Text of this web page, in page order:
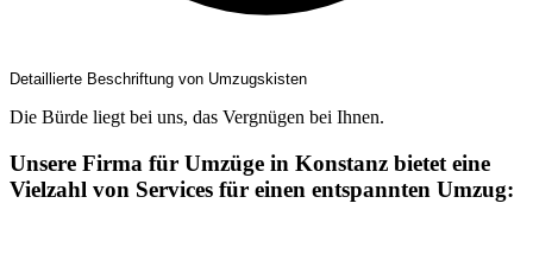
Detaillierte Beschriftung von Umzugskisten
Die Bürde liegt bei uns, das Vergnügen bei Ihnen.
Unsere Firma für Umzüge in Konstanz bietet eine
Vielzahl von Services für einen entspannten Umzug: